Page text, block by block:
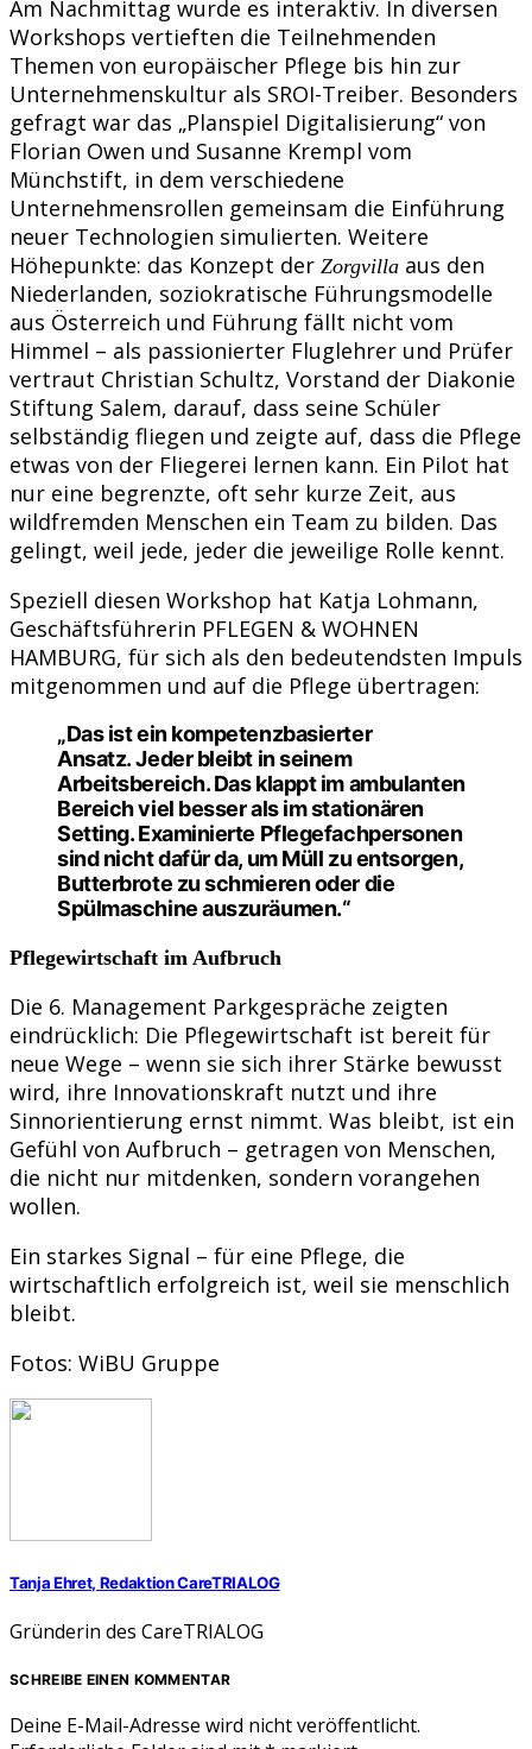
Am Nachmittag wurde es interaktiv. In diversen
Workshops vertieften die Teilnehmenden
Themen von europäischer Pflege bis hin zur
Unternehmenskultur als SROI-Treiber. Besonders
gefragt war das „Planspiel Digitalisierung“ von
Florian Owen und Susanne Krempl vom
Münchstift, in dem verschiedene
Unternehmensrollen gemeinsam die Einführung
neuer Technologien simulierten. Weitere
Höhepunkte: das Konzept der Zorgvilla aus den
Niederlanden, soziokratische Führungsmodelle
aus Österreich und Führung fällt nicht vom
Himmel – als passionierter Fluglehrer und Prüfer
vertraut Christian Schultz, Vorstand der Diakonie
Stiftung Salem, darauf, dass seine Schüler
selbständig fliegen und zeigte auf, dass die Pflege
etwas von der Fliegerei lernen kann. Ein Pilot hat
nur eine begrenzte, oft sehr kurze Zeit, aus
wildfremden Menschen ein Team zu bilden. Das
gelingt, weil jede, jeder die jeweilige Rolle kennt.
Speziell diesen Workshop hat Katja Lohmann,
Geschäftsführerin PFLEGEN & WOHNEN
HAMBURG, für sich als den bedeutendsten Impuls
mitgenommen und auf die Pflege übertragen:
„Das ist ein kompetenzbasierter
Ansatz. Jeder bleibt in seinem
Arbeitsbereich. Das klappt im ambulanten
Bereich viel besser als im stationären
Setting. Examinierte Pflegefachpersonen
sind nicht dafür da, um Müll zu entsorgen,
Butterbrote zu schmieren oder die
Spülmaschine auszuräumen.“
Pflegewirtschaft im Aufbruch
Die 6. Management Parkgespräche zeigten
eindrücklich: Die Pflegewirtschaft ist bereit für
neue Wege – wenn sie sich ihrer Stärke bewusst
wird, ihre Innovationskraft nutzt und ihre
Sinnorientierung ernst nimmt. Was bleibt, ist ein
Gefühl von Aufbruch – getragen von Menschen,
die nicht nur mitdenken, sondern vorangehen
wollen.
Ein starkes Signal – für eine Pflege, die
wirtschaftlich erfolgreich ist, weil sie menschlich
bleibt.
Fotos: WiBU Gruppe
Tanja Ehret, Redaktion CareTRIALOG
Gründerin des CareTRIALOG
SCHREIBE EINEN KOMMENTAR
Deine E-Mail-Adresse wird nicht veröffentlicht.